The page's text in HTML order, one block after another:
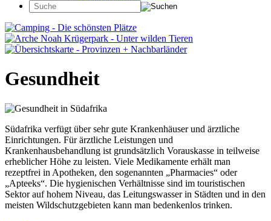
Gesundheit
Südafrika verfügt über sehr gute Krankenhäuser und ärztliche
Einrichtungen. Für ärztliche Leistungen und
Krankenhausbehandlung ist grundsätzlich Vorauskasse in teilweise
erheblicher Höhe zu leisten. Viele Medikamente erhält man
rezeptfrei in Apotheken, den sogenannten „Pharmacies“ oder
„Apteeks“. Die hygienischen Verhältnisse sind im touristischen
Sektor auf hohem Niveau, das Leitungswasser in Städten und in den
meisten Wildschutzgebieten kann man bedenkenlos trinken.